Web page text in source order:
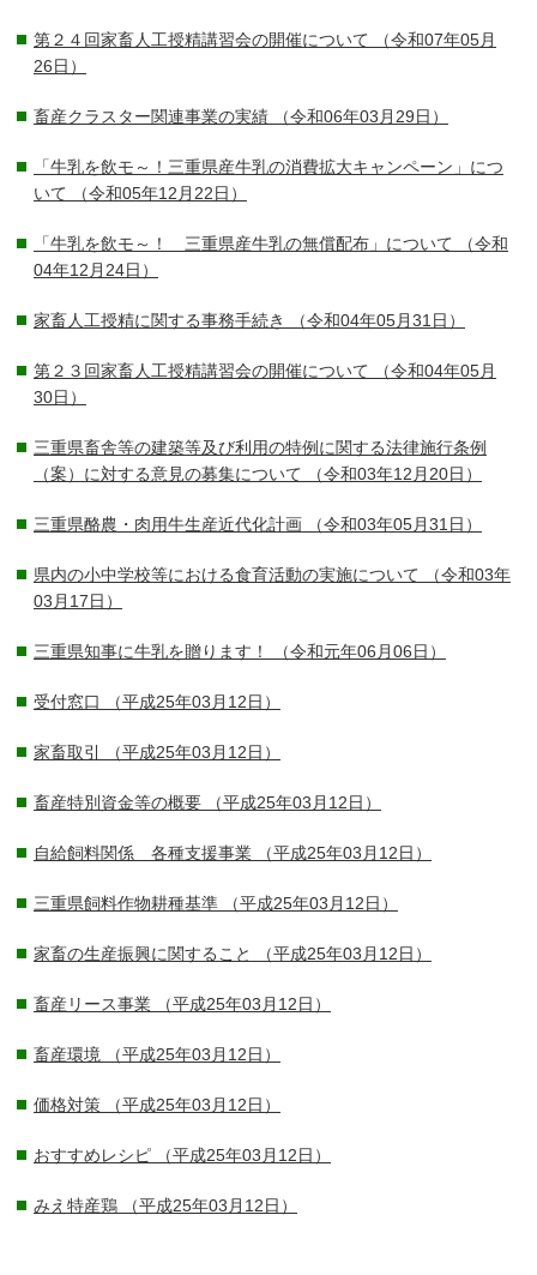
第２４回家畜人工授精講習会の開催について （令和07年05月
26日）
畜産クラスター関連事業の実績 （令和06年03月29日）
「牛乳を飲モ～！三重県産牛乳の消費拡大キャンペーン」につ
いて （令和05年12月22日）
「牛乳を飲モ～！ 三重県産牛乳の無償配布」について （令和
04年12月24日）
家畜人工授精に関する事務手続き （令和04年05月31日）
第２３回家畜人工授精講習会の開催について （令和04年05月
30日）
三重県畜舎等の建築等及び利用の特例に関する法律施行条例
（案）に対する意見の募集について （令和03年12月20日）
三重県酪農・肉用牛生産近代化計画 （令和03年05月31日）
県内の小中学校等における食育活動の実施について （令和03年
03月17日）
三重県知事に牛乳を贈ります！ （令和元年06月06日）
受付窓口 （平成25年03月12日）
家畜取引 （平成25年03月12日）
畜産特別資金等の概要 （平成25年03月12日）
自給飼料関係 各種支援事業 （平成25年03月12日）
三重県飼料作物耕種基準 （平成25年03月12日）
家畜の生産振興に関すること （平成25年03月12日）
畜産リース事業 （平成25年03月12日）
畜産環境 （平成25年03月12日）
価格対策 （平成25年03月12日）
おすすめレシピ （平成25年03月12日）
みえ特産鶏 （平成25年03月12日）